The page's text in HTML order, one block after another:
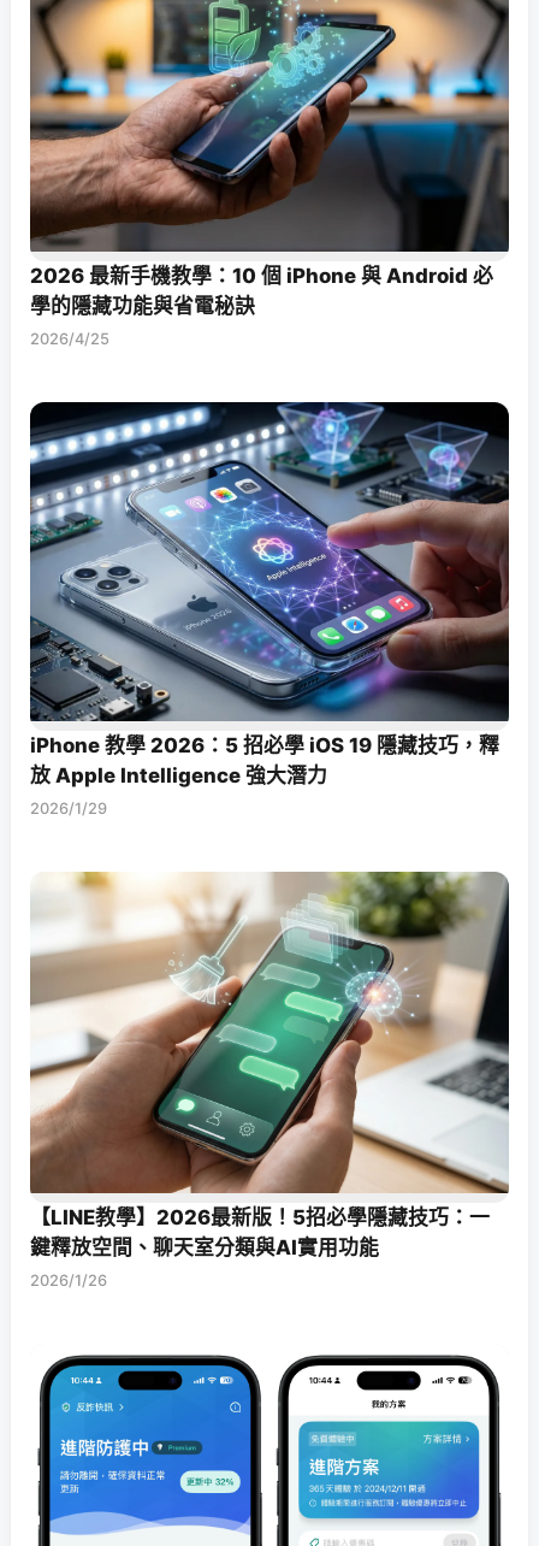
2026 最新手機教學：10 個 iPhone 與 Android 必
學的隱藏功能與省電秘訣
2026/4/25
iPhone 教學 2026：5 招必學 iOS 19 隱藏技巧，釋
放 Apple Intelligence 強大潛力
2026/1/29
【LINE教學】2026最新版！5招必學隱藏技巧：一
鍵釋放空間、聊天室分類與AI實用功能
2026/1/26